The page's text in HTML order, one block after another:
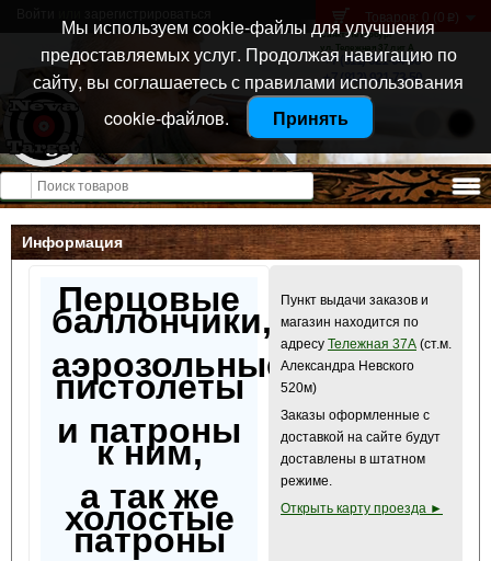
Санкт-Петербург
ул. Тележная 37 лит А
+7 (911) 021-04-08
+7 (812) 921-73-50
Товаров: 0 (0 p )
Открыть меню
Информация
Перцовые
баллончики,
аэрозольные
пистолеты
и патроны
к ним,
а так же
холостые
патроны
Пункт выдачи заказов и
магазин находится по
адресу Тележная 37А (ст.м.
Александра Невского
520м)
Заказы оформленные с
доставкой на сайте будут
доставлены в штатном
режиме.
Открыть карту проезда ►
Мы используем cookie-файлы для улучшения
предоставляемых услуг. Продолжая навигацию по
сайту, вы соглашаетесь с правилами использования
cookie-файлов.
Принять